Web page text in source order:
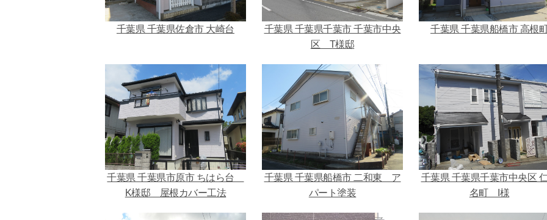
千葉県 千葉県佐倉市 大崎台
千葉県 千葉県千葉市 千葉市中央
区 T様邸
千葉県 千葉県船橋市 高根
千葉県 千葉県市原市 ちはら台
K様邸 屋根カバー工法
千葉県 千葉県船橋市 二和東 ア
パート塗装
千葉県 千葉県千葉市中央区
名町 I様